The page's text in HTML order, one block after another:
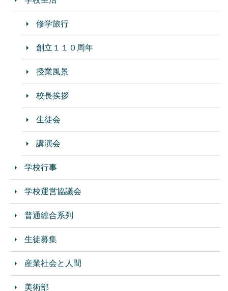
修学旅行
創立１１０周年
授業風景
校長挨拶
生徒会
講演会
学校行事
学校運営協議会
普通総合系列
生徒募集
産業社会と人間
美術部